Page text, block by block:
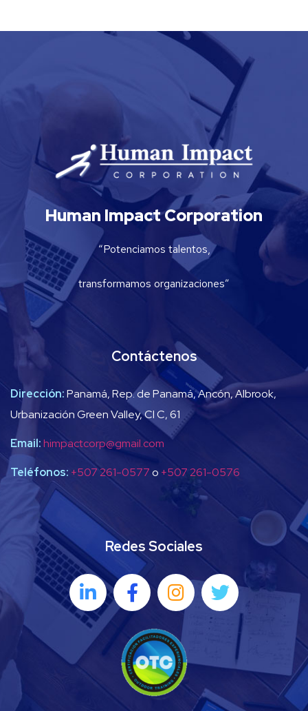
Human Impact Corporation
“Potenciamos talentos,
transformamos organizaciones”
Contáctenos
Dirección:Panamá, Rep. de Panamá, Ancón, Albrook,
Urbanización Green Valley, Cl C, 61
Email:himpactcorp@gmail.com
Teléfonos: +507 261-0577o +507 261-0576
Redes Sociales